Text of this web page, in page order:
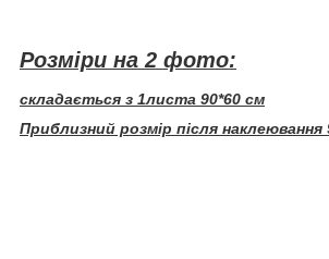
Розміри на 2 фото:
складається з 1листа 90*60 см
Приблизний розмір після наклеювання